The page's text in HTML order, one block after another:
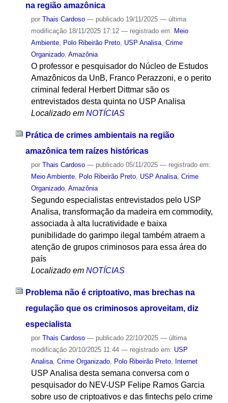
na região amazônica
por Thais Cardoso — publicado19/11/2025 — última
modificação18/11/2025 17:12 — registrado em: Meio
Ambiente, Polo Ribeirão Preto, USP Analisa, Crime
Organizado, Amazônia
O professor e pesquisador do Núcleo de Estudos
Amazônicos da UnB, Franco Perazzoni, e o perito
criminal federal Herbert Dittmar são os
entrevistados desta quinta no USP Analisa
Localizado em NOTÍCIAS
Prática de crimes ambientais na região
amazônica tem raízes históricas
por Thais Cardoso — publicado05/11/2025 — registrado em:
Meio Ambiente, Polo Ribeirão Preto, USP Analisa, Crime
Organizado, Amazônia
Segundo especialistas entrevistados pelo USP
Analisa, transformação da madeira em commodity,
associada à alta lucratividade e baixa
punibilidade do garimpo ilegal também atraem a
atenção de grupos criminosos para essa área do
país
Localizado em NOTÍCIAS
Problema não é criptoativo, mas brechas na
regulação que os criminosos aproveitam, diz
especialista
por Thais Cardoso — publicado22/10/2025 — última
modificação20/10/2025 11:44 — registrado em: USP
Analisa, Crime Organizado, Polo Ribeirão Preto, Internet
USP Analisa desta semana conversa com o
pesquisador do NEV-USP Felipe Ramos Garcia
sobre uso de criptoativos e das fintechs pelo crime